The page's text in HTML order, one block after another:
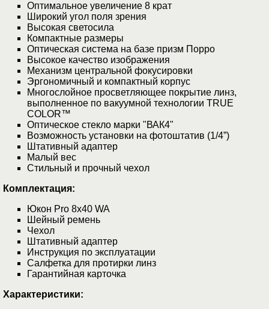
Оптимальное увеличение 8 крат
Широкий угол поля зрения
Высокая светосила
Компактные размеры
Оптическая система на базе призм Порро
Высокое качество изображения
Механизм центральной фокусировки
Эргономичный и компактный корпус
Многослойное просветляющее покрытие линз,
выполненное по вакуумной технологии TRUE
COLOR™
Оптическое стекло марки "ВАК4"
Возможность установки на фотоштатив (1/4”)
Штативный адаптер
Малый вес
Стильный и прочный чехол
Комплектация:
Юкон Pro 8x40 WA
Шейный ремень
Чехол
Штативный адаптер
Инструкция по эксплуатации
Салфетка для протирки линз
Гарантийная карточка
Характеристики: